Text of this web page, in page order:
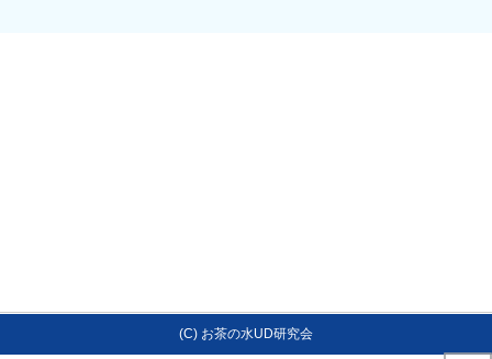
(C) お茶の水UD研究会